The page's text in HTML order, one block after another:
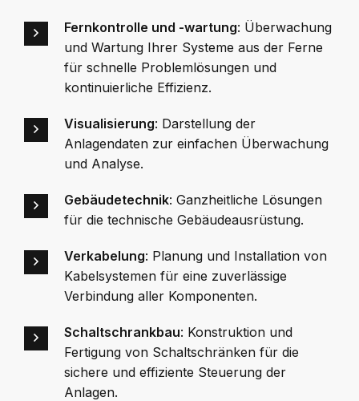
Fernkontrolle und -wartung: Überwachung
und Wartung Ihrer Systeme aus der Ferne
für schnelle Problemlösungen und
kontinuierliche Effizienz.
Visualisierung: Darstellung der
Anlagendaten zur einfachen Überwachung
und Analyse.
Gebäudetechnik: Ganzheitliche Lösungen
für die technische Gebäudeausrüstung.
Verkabelung: Planung und Installation von
Kabelsystemen für eine zuverlässige
Verbindung aller Komponenten.
Schaltschrankbau: Konstruktion und
Fertigung von Schaltschränken für die
sichere und effiziente Steuerung der
Anlagen.